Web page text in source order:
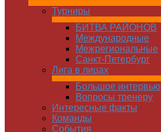
Турниры
БИТВА РАЙОНОВ
Международные
Межрегиональные
Санкт-Петербург
Лига в лицах
Большое интервью
Вопросы тренеру
Интересные факты
Команды
Cобытия